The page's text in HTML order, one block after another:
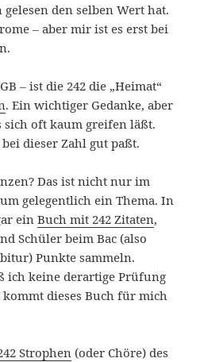
den selben Wert hat.
– aber mir ist es erst bei
– ist die 242 die „Heimat“
. Ein wichtiger Gedanke, aber
sich oft kaum greifen läßt.
dieser Zahl gut paßt.
Das ist nicht nur im
gelegentlich ein Thema. In
einBuch mit 242 Zitaten,
Schüler beim Bac (also
Punkte sammeln.
ich keine derartige Prüfung
dieses Buch für mich
Strophen (oder Chöre) des